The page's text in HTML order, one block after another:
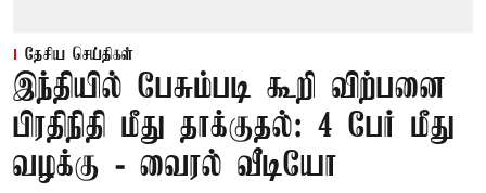
தேசிய செய்திகள்
இந்தியில் பேசும்படி கூறி விற்பனை
பிரதிநிதி மீது தாக்குதல்: 4 பேர் மீது
வழக்கு - வைரல் வீடியோ